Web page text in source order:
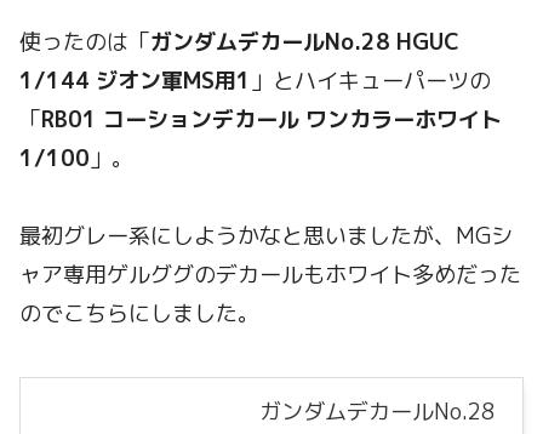
使ったのは「ガンダムデカールNo.28 HGUC
1/144 ジオン軍MS用1 」とハイキューパーツの
「RB01 コーションデカール ワンカラーホワイト
1/100」。
最初グレー系にしようかなと思いましたが、MGシ
ャア専用ゲルググのデカールもホワイト多めだった
のでこちらにしました。
ガンダムデカールNo.28